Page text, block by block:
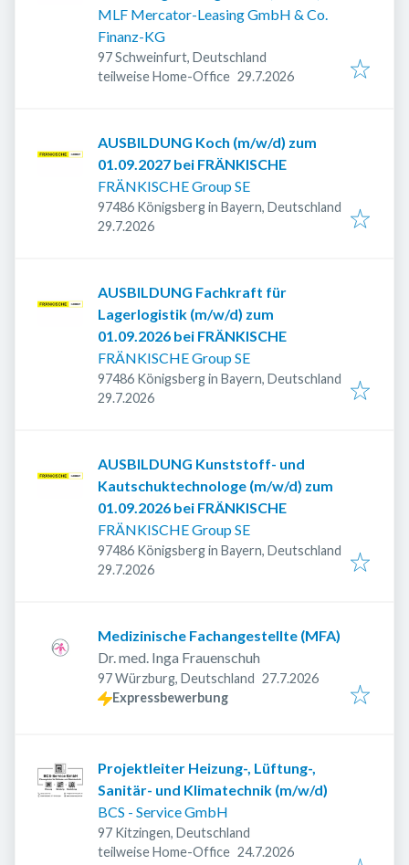
MLF Mercator-Leasing GmbH & Co.
Finanz-KG
97 Schweinfurt, Deutschland
teilweise Home-Office Veröffentlicht
29.7.2026
AUSBILDUNG Koch (m/w/d) zum
01.09.2027 bei FRÄNKISCHE
FRÄNKISCHE Group SE
97486 Königsberg in Bayern, Deutschland
Veröffentlicht
29.7.2026
AUSBILDUNG Fachkraft für
Lagerlogistik (m/w/d) zum
01.09.2026 bei FRÄNKISCHE
FRÄNKISCHE Group SE
97486 Königsberg in Bayern, Deutschland
Veröffentlicht
29.7.2026
AUSBILDUNG Kunststoff- und
Kautschuktechnologe (m/w/d) zum
01.09.2026 bei FRÄNKISCHE
FRÄNKISCHE Group SE
97486 Königsberg in Bayern, Deutschland
Veröffentlicht
29.7.2026
Medizinische Fachangestellte (MFA)
Dr. med. Inga Frauenschuh
97 Würzburg, Deutschland Veröffentlicht
27.7.2026
Expressbewerbung
Projektleiter Heizung-, Lüftung-,
Sanitär- und Klimatechnik (m/w/d)
BCS - Service GmbH
97 Kitzingen, Deutschland
teilweise Home-Office Veröffentlicht
24.7.2026